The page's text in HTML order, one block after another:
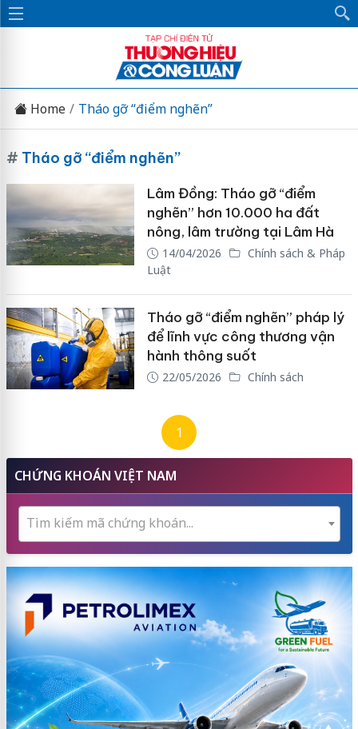
Home Tháo gỡ “điểm nghẽn”
# Tháo gỡ “điểm nghẽn”
Lâm Đồng: Tháo gỡ “điểm
nghẽn” hơn 10.000 ha đất
nông, lâm trường tại Lâm Hà
14/04/2026
Chính sách & Pháp
Luật
Tháo gỡ “điểm nghẽn” pháp lý
để lĩnh vực công thương vận
hành thông suốt
22/05/2026 Chính sách
1
CHỨNG KHOÁN VIỆT NAM
Tìm kiếm mã chứng khoán...